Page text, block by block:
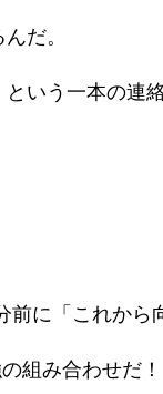
だ。
いう一本の連絡
前に「これから
組み合わせだ！